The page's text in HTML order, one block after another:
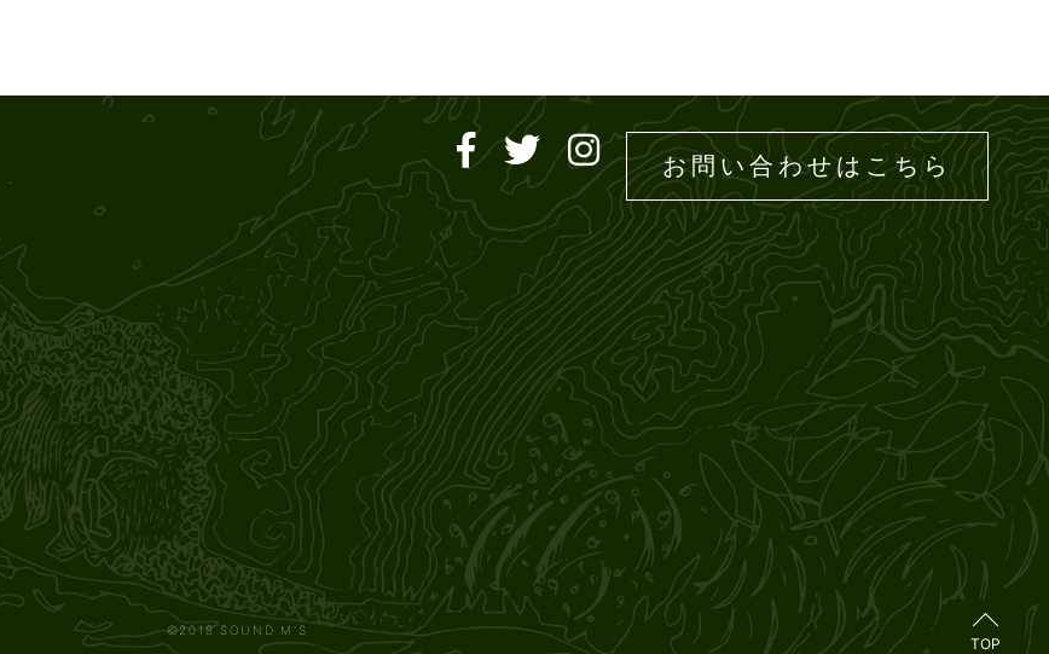
TOP
M'S – サウンドエムズ お問い合わせはこちら
©2018 SOUND M'S